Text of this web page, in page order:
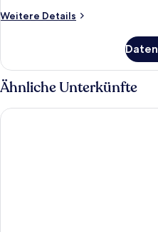
Weitere Details
Weitere
Suite
Ähnliche Unterkünfte
The Regency Hotel Solihull